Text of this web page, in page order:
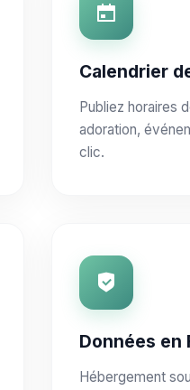
Calendrier
Publiez horaires
adoration,
clic.
Données en
Hébergement